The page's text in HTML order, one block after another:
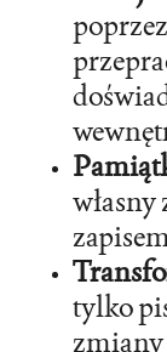
tylko
zmiany